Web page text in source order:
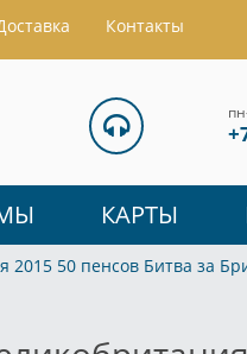
Контакты
КАРТЫ
2015 50 пенсов Битва за